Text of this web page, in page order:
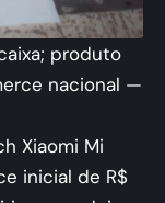
produto
nacional —
Xiaomi Mi
inicial de R$